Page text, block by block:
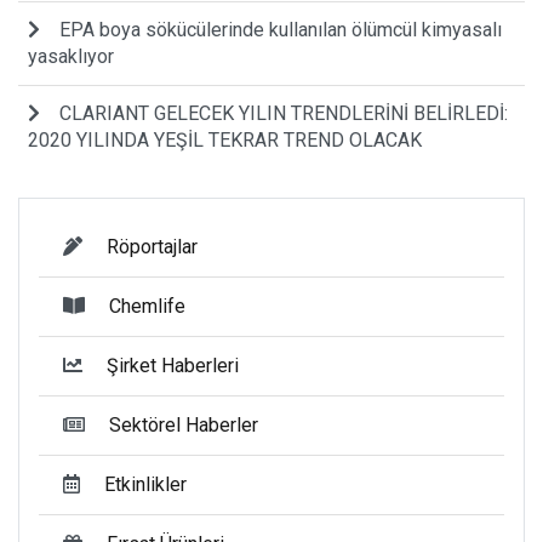
EPA boya sökücülerinde kullanılan ölümcül kimyasalı
yasaklıyor
CLARIANT GELECEK YILIN TRENDLERİNİ BELİRLEDİ:
2020 YILINDA YEŞİL TEKRAR TREND OLACAK
Röportajlar
Chemlife
Şirket Haberleri
Sektörel Haberler
Etkinlikler